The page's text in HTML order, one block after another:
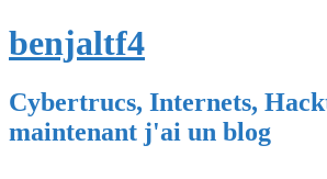
benjaltf4
Cybertrucs, Internets,
maintenant j'ai un blog